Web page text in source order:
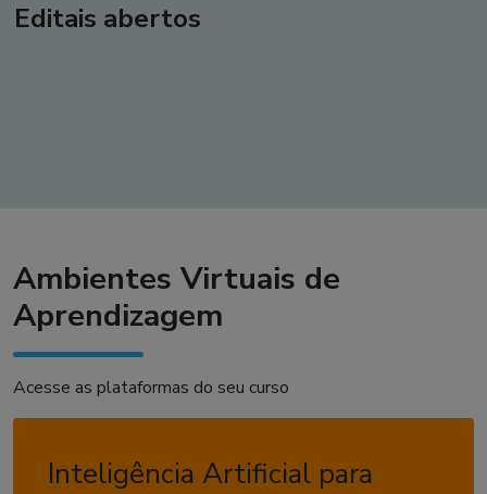
Editais abertos
Ambientes Virtuais de
Aprendizagem
Acesse as plataformas do seu curso
Inteligência Artificial para